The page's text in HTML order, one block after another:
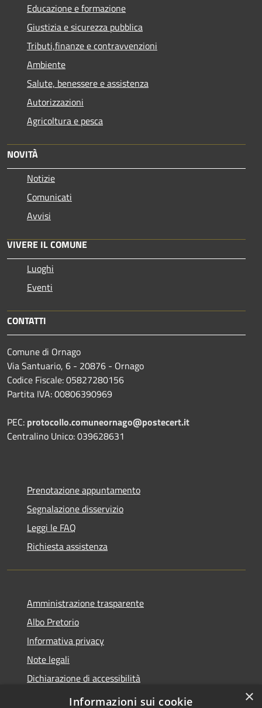
Educazione e formazione
Giustizia e sicurezza pubblica
Tributi,finanze e contravvenzioni
Ambiente
Salute, benessere e assistenza
Autorizzazioni
Agricoltura e pesca
NOVITÀ
Notizie
Comunicati
Avvisi
VIVERE IL COMUNE
Luoghi
Eventi
CONTATTI
Comune di Ornago
Via Santuario, 6 - 20876 - Ornago
Codice Fiscale: 05827280156
Partita IVA: 00806390969
PEC: protocollo.comuneornago@postecert.it
Centralino Unico: 039628631
Prenotazione appuntamento
Segnalazione disservizio
Leggi le FAQ
Richiesta assistenza
Amministrazione trasparente
Albo Pretorio
Informativa privacy
Note legali
Dichiarazione di accessibilità
Obiettivi di accessibilità
×
Informazioni sui cookie